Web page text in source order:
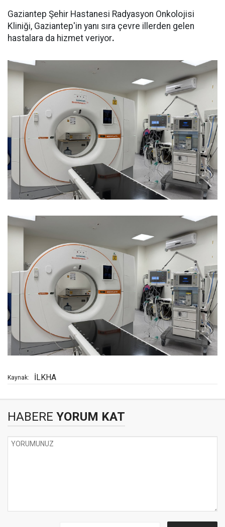
Gaziantep Şehir Hastanesi Radyasyon Onkolojisi
Kliniği, Gaziantep'in yanı sıra çevre illerden gelen
hastalara da hizmet veriyor.
Kaynak: İLKHA
HABERE YORUM KAT